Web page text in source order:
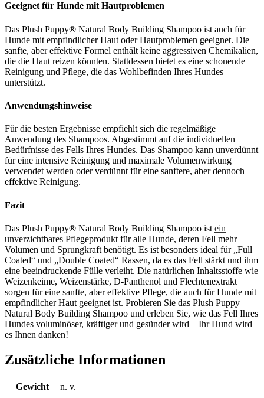
Geeignet für Hunde mit Hautproblemen
Das Plush Puppy® Natural Body Building Shampoo ist auch für
Hunde mit empfindlicher Haut oder Hautproblemen geeignet. Die
sanfte, aber effektive Formel enthält keine aggressiven Chemikalien,
die die Haut reizen könnten. Stattdessen bietet es eine schonende
Reinigung und Pflege, die das Wohlbefinden Ihres Hundes
unterstützt.
Anwendungshinweise
Für die besten Ergebnisse empfiehlt sich die regelmäßige
Anwendung des Shampoos. Abgestimmt auf die individuellen
Bedürfnisse des Fells Ihres Hundes. Das Shampoo kann unverdünnt
für eine intensive Reinigung und maximale Volumenwirkung
verwendet werden oder verdünnt für eine sanftere, aber dennoch
effektive Reinigung.
Fazit
Das Plush Puppy® Natural Body Building Shampoo ist ein
unverzichtbares Pflegeprodukt für alle Hunde, deren Fell mehr
Volumen und Sprungkraft benötigt. Es ist besonders ideal für „Full
Coated“ und „Double Coated“ Rassen, da es das Fell stärkt und ihm
eine beeindruckende Fülle verleiht. Die natürlichen Inhaltsstoffe wie
Weizenkeime, Weizenstärke, D-Panthenol und Flechtenextrakt
sorgen für eine sanfte, aber effektive Pflege, die auch für Hunde mit
empfindlicher Haut geeignet ist. Probieren Sie das Plush Puppy
Natural Body Building Shampoo und erleben Sie, wie das Fell Ihres
Hundes voluminöser, kräftiger und gesünder wird – Ihr Hund wird
es Ihnen danken!
Zusätzliche Informationen
Gewicht n. v.